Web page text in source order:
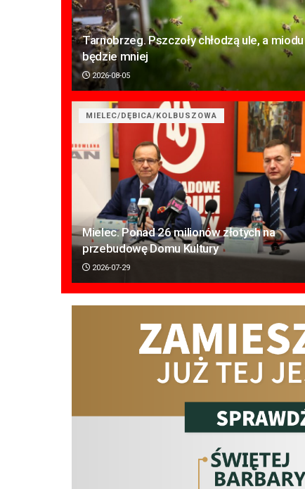
Tarnobrzeg. Pszczoły chłodzą ule, a miodu
będzie mniej
2026-08-05
MIELEC/DĘBICA/KOLBUSZOWA
Mielec. Ponad 26 milionów złotych na
przebudowę Domu Kultury
2026-07-29